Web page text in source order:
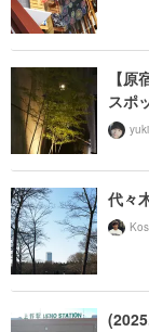
【
スポ
代々